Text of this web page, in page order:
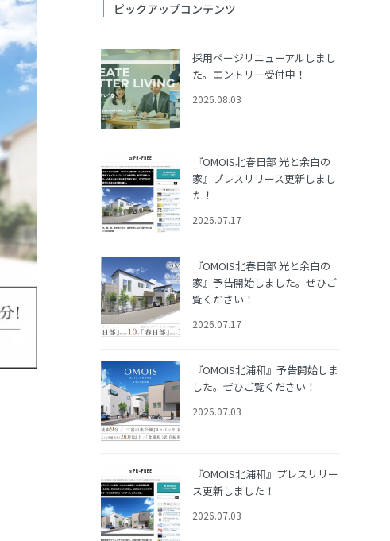
ピックアップコンテンツ
採用ページリニューアルしまし
た。エントリー受付中！
2026.08.03
『OMOIS北春日部 光と余白の
家』プレスリリース更新しまし
た！
2026.07.17
『OMOIS北春日部 光と余白の
家』予告開始しました。ぜひご
覧ください！
2026.07.17
『OMOIS北浦和』予告開始しま
した。ぜひご覧ください！
2026.07.03
『OMOIS北浦和』プレスリリー
ス更新しました！
2026.07.03